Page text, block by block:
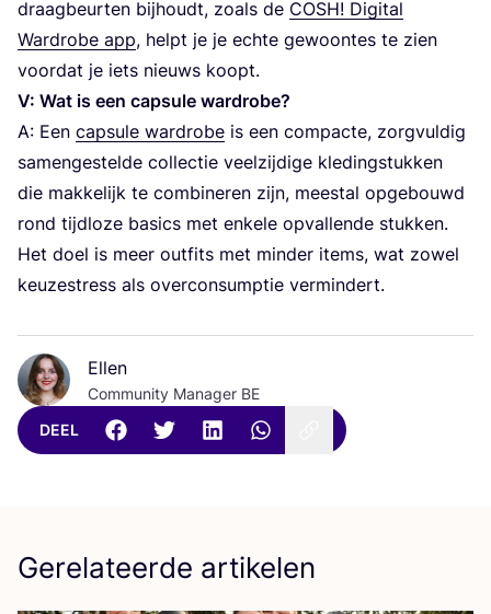
draag­beur­ten bij­houdt, zoals de COSH! Digi­tal
Ward­ro­be app, helpt je je ech­te gewoon­tes te zien
voor­dat je iets nieuws koopt.
V: Wat is een cap­su­le wardrobe?
A: Een cap­su­le ward­ro­be is een com­pac­te, zorg­vul­dig
samen­ge­stel­de col­lec­tie veel­zij­di­ge kle­ding­stuk­ken
die mak­ke­lijk te com­bi­ne­ren zijn, meest­al opge­bouwd
rond tijd­lo­ze basics met enke­le opval­len­de stuk­ken.
Het doel is meer out­fits met min­der items, wat zowel
keu­zestress als over­con­sump­tie vermindert.
Ellen
Community Manager BE
DEEL
Gerelateerde artikelen